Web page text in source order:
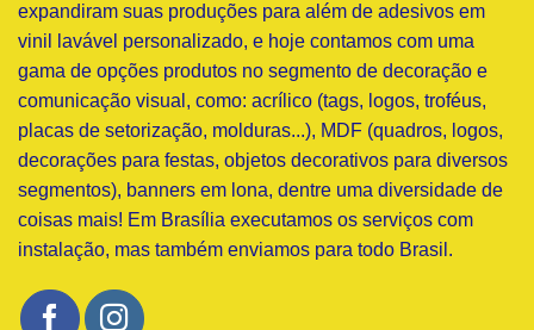
expandiram suas produções para além de adesivos em
vinil lavável personalizado, e hoje contamos com uma
gama de opções produtos no segmento de decoração e
comunicação visual, como: acrílico (tags, logos, troféus,
placas de setorização, molduras...), MDF (quadros, logos,
decorações para festas, objetos decorativos para diversos
segmentos), banners em lona, dentre uma diversidade de
coisas mais! Em Brasília executamos os serviços com
instalação, mas também enviamos para todo Brasil.